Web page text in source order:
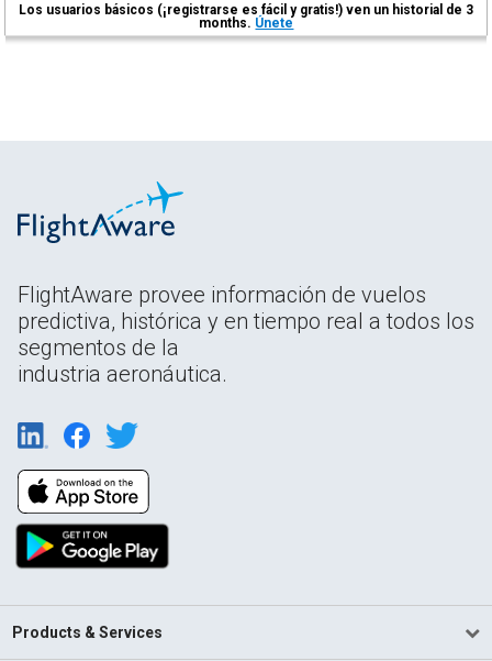
Los usuarios básicos (¡registrarse es fácil y gratis!) ven un historial de 3
months. Únete
FlightAware provee información de vuelos
predictiva, histórica y en tiempo real a todos los
segmentos de la
industria aeronáutica.
Products & Services